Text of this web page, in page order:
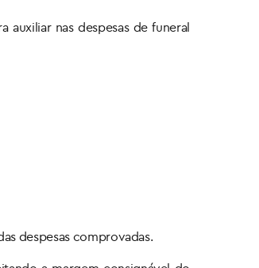
auxiliar nas despesas de funeral
despesas comprovadas.